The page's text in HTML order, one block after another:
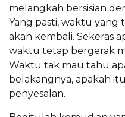
melangkah bersisian
Yang pasti, waktu
akan kembali. Sekeras
waktu tetap bergerak
Waktu tak mau tahu
belakangnya, apakah
penyesalan.